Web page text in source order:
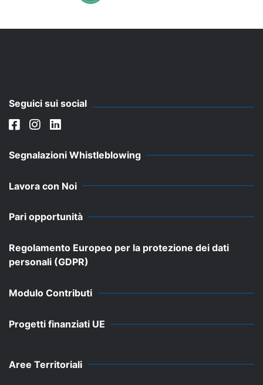
Seguici sui social
Segnalazioni Whistleblowing
Lavora con Noi
Pari opportunità
Regolamento Europeo per la protezione dei dati
personali (GDPR)
Modulo Contributi
Progetti finanziati UE
Aree Territoriali